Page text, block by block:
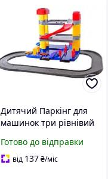
Дитячий Паркінг для
машинок три рівнівий
Готово до відправки
від 137₴/міс